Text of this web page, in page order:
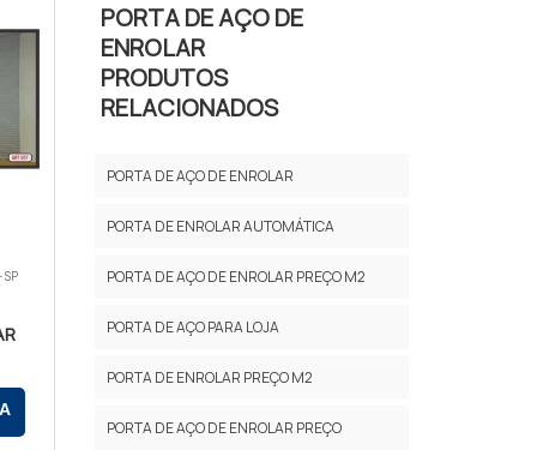
SP
PORTA DE AÇO DE
ENROLAR
PRODUTOS
RELACIONADOS
PORTA DE AÇO DE ENROLAR
PORTA DE ENROLAR AUTOMÁTICA
PORTA DE AÇO DE ENROLAR PREÇO M2
PORTA DE AÇO PARA LOJA
PORTA DE ENROLAR PREÇO M2
PORTA DE AÇO DE ENROLAR PREÇO